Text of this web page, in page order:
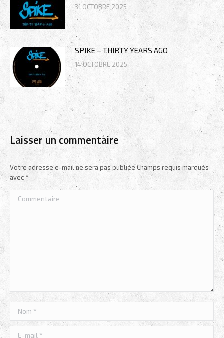
31 OCTOBRE 2025
SPIKE – THIRTY YEARS AGO
14 OCTOBRE 2025
Laisser un commentaire
Votre adresse e-mail ne sera pas publiée Champs requis marqués
avec *
Commentaire
Nom *
E-mail *